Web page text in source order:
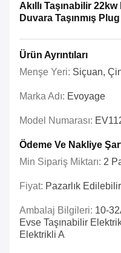
Akıllı Taşınabilir
Duvara Taşınmış
Ürün Ayrıntıları
Menşe Yeri: Siçuan,
Marka Adı: Evoyage
Model Numarası:
Ödeme Ve Nakliye
Min Sipariş Miktarı: 2
Fiyat: Pazarlık Edilebilir
Ambalaj Bilgileri: 10-
Evse Taşınabilir
Elektrikli A